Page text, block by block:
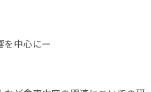
中心にー